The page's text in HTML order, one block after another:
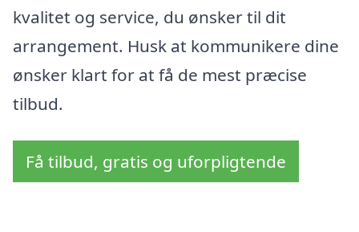
kvalitet og service, du ønsker til dit
arrangement. Husk at kommunikere dine
ønsker klart for at få de mest præcise
tilbud.
Få tilbud, gratis og uforpligtende